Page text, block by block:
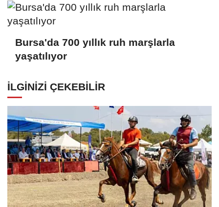
Bursa'da 700 yıllık ruh marşlarla
yaşatılıyor
İLGINIZI ÇEKEBILIR